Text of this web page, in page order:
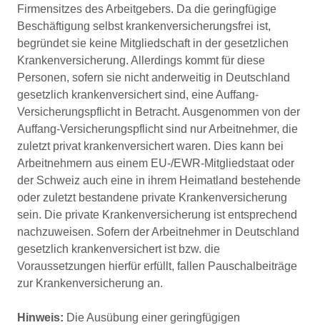
Firmensitzes des Arbeitgebers. Da die geringfügige
Beschäftigung selbst krankenversicherungsfrei ist,
begründet sie keine Mitgliedschaft in der gesetzlichen
Krankenversicherung. Allerdings kommt für diese
Personen, sofern sie nicht anderweitig in Deutschland
gesetzlich krankenversichert sind, eine Auffang-
Versicherungspflicht in Betracht. Ausgenommen von der
Auffang-Versicherungspflicht sind nur Arbeitnehmer, die
zuletzt privat krankenversichert waren. Dies kann bei
Arbeitnehmern aus einem EU-/EWR-Mitgliedstaat oder
der Schweiz auch eine in ihrem Heimatland bestehende
oder zuletzt bestandene private Krankenversicherung
sein. Die private Krankenversicherung ist entsprechend
nachzuweisen. Sofern der Arbeitnehmer in Deutschland
gesetzlich krankenversichert ist bzw. die
Voraussetzungen hierfür erfüllt, fallen Pauschalbeiträge
zur Krankenversicherung an.
Hinweis: Die Ausübung einer geringfügigen